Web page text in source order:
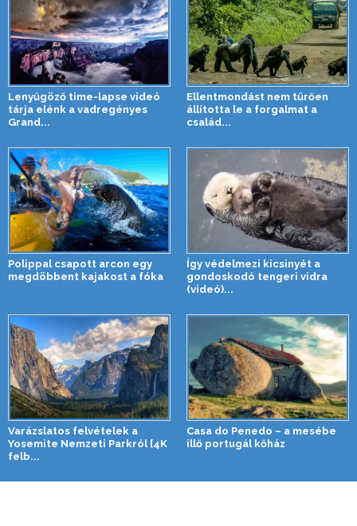
Lenyűgöző time-lapse videó
tárja elénk a vadregényes
Grand...
Ellentmondást nem tűrően
állította le a forgalmat a
család...
Polippal csapott arcon egy
megdöbbent kajakost a fóka
Így védelmezi kicsinyét a
gondoskodó tengeri vidra
(videó)...
Varázslatos felvételek a
Yosemite Nemzeti Parkról [4K
felb...
Casa do Penedo – a mesébe
illő portugál kőház